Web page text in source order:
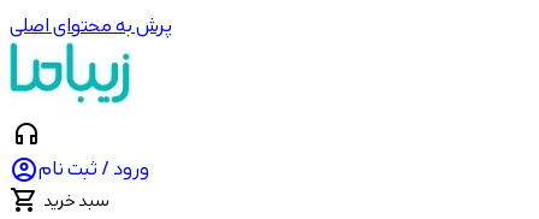
پرش به محتوای اصلی
headphones
ورود / ثبت نام
 سبد خرید